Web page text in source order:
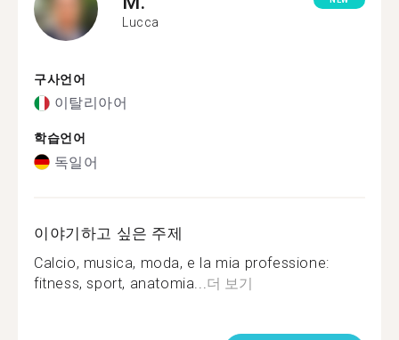
Lucca
구사언어
이탈리아어
학습언어
독일어
이야기하고 싶은 주제
Calcio, musica, moda, e la mia professione:
fitness, sport, anatomia... 더 보기